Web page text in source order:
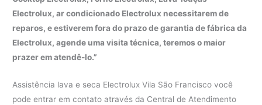
Electrolux, ar condicionado Electrolux necessitarem de
reparos, e estiverem fora do prazo de garantia de fábrica da
Electrolux, agende uma visita técnica, teremos o maior
prazer em atendê-lo.”
Assistência lava e seca Electrolux Vila São Francisco você
pode entrar em contato através da Central de Atendimento